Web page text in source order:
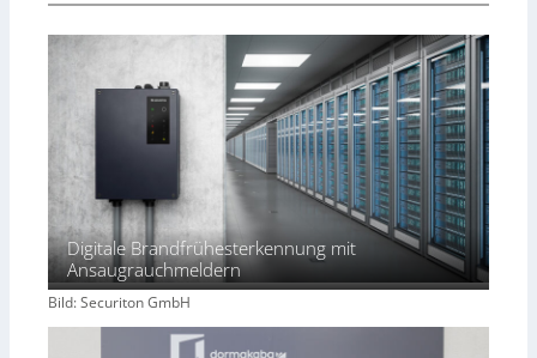
Digitale Brandfrühesterkennung mit
Ansaugrauchmeldern
Bild: Securiton GmbH